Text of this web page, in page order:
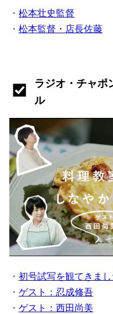
・ 松本壮史監督
・ 松本監督・店長佐藤
ラジオ・チャポ
ル
・ 初号試写を観てきまし
・ ゲスト：忍成修吾
・ ゲスト：西田尚美